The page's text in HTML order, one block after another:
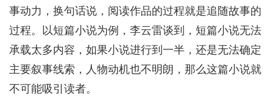
事动力，换句话说，阅读作品的过程就是追随故事的
过程。以短篇小说为例，李云雷谈到，短篇小说无法
承载太多内容，如果小说进行到一半，还是无法确定
主要叙事线索，人物动机也不明朗，那么这篇小说就
不可能吸引读者。